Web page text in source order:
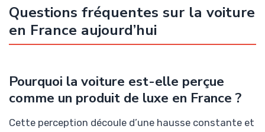
Questions fréquentes sur la voiture
en France aujourd’hui
Pourquoi la voiture est-elle perçue
comme un produit de luxe en France ?
Cette perception découle d’une hausse constante et